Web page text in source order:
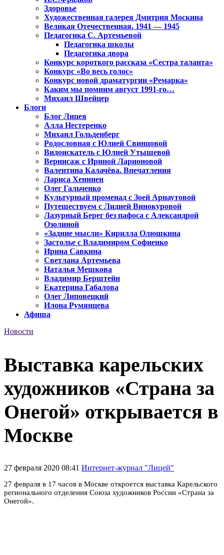
Здоровье
Художественная галерея Дмитрия Москина
Великая Отечественная. 1941 — 1945
Педагогика С. Артемьевой
Педагогика школы
Педагогика двора
Конкурс короткого рассказа «Сестра таланта»
Конкурс «Во весь голос»
Конкурс новой драматургии «Ремарка»
Каким мы помним август 1991-го…
Михаил Швейцер
Блоги
Блог Лицея
Алла Нестеренко
Михаил Гольденберг
Родословная с Юлией Свинцовой
Видоискатель с Юлией Утышевой
Вернисаж с Ириной Ларионовой
Валентина Калачёва. Впечатления
Лариса Хенинен
Олег Гальченко
Культурный променад с Зоей Арнаутовой
Путешествуем с Лидией Винокуровой
Лазурный Берег без пафоса с Александрой
Озолиной
«Задние мысли» Кирилла Олюшкина
Застолье с Владимиром Софиенко
Ирина Савкина
Светлана Артемьева
Наталья Мешкова
Владимир Берштейн
Екатерина Габалова
Олег Липовецкий
Илона Румянцева
Афиша
Новости
Выставка карельских
художников «Страна за
Онегой» открывается в
Москве
27 февраля 2020 08:41 Интернет-журнал "Лицей"
27 февраля в 17 часов в Москве откроется выставка Карельского
регионального отделения Союза художников России «Страна за
Онегой».